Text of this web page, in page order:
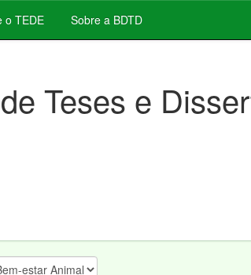
o TEDE Sobre a BDTD
Teses e